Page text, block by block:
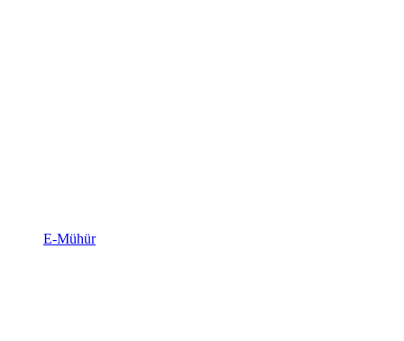
E-Mühür